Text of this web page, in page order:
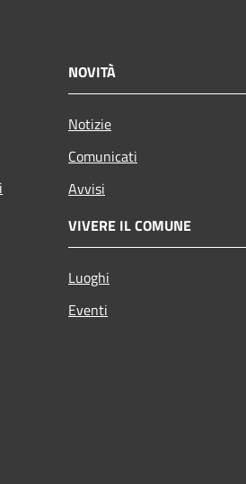
NOVITÀ
Notizie
Comunicati
Avvisi
VIVERE IL COMUNE
Luoghi
Eventi